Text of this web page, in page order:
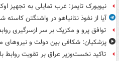
نیویورک تایمز: غرب تمایلی به تجهیز
آیا از نفوذ نتانیاهو در واشنگتن
توافق پرو و مکزیک بر سر ازسرگیری
پزشکیان: شکافی بین دولت و
تاکید نخست‌وزیر عراق بر تقویت روابط